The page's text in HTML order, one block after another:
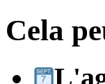
Cela